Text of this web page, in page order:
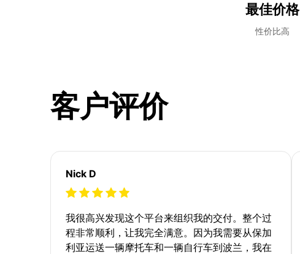
最佳价格
性价比高
客户评价
Nick D
我很高兴发现这个平台来组织我的交付。整个过
程非常顺利，让我完全满意。因为我需要从保加
利亚运送一辆摩托车和一辆自行车到波兰，我在